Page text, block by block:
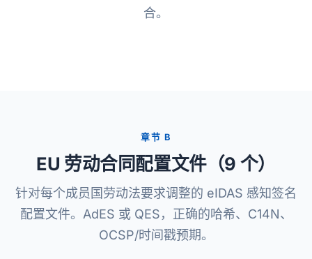
合。
章节 B
EU 劳动合同配置文件（9 个）
针对每个成员国劳动法要求调整的 eIDAS 感知签名
配置文件。AdES 或 QES，正确的哈希、C14N、
OCSP/时间戳预期。